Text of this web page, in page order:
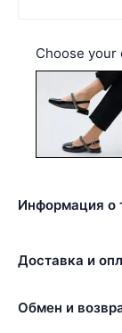
Choose your
Информация о
Доставка и
Обмен и